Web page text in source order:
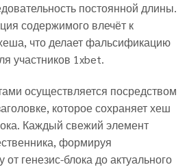
постоянной длины.
содержимого влечёт к
что делает фальсификацию
участников 1xbet.
осуществляется посредством
которое сохраняет хеш
Каждый свежий элемент
формируя
генезис-блока до актуального